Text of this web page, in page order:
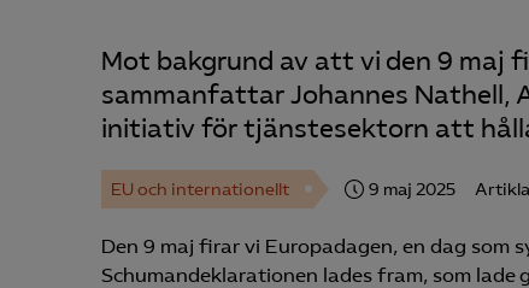
Mot bakgrund av att vi den 9 maj
sammanfattar Johannes Nathell,
initiativ för tjänstesektorn att
EU och internationellt 9 maj 2025
Den 9 maj firar vi Europadagen, en dag som
Schumandeklarationen lades fram, som lade